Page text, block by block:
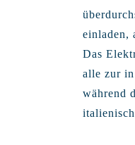
einladen,
Das
alle zur in
während